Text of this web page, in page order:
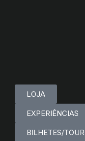
LOJA
EXPERIÊNCIAS
BILHETES/TOUR